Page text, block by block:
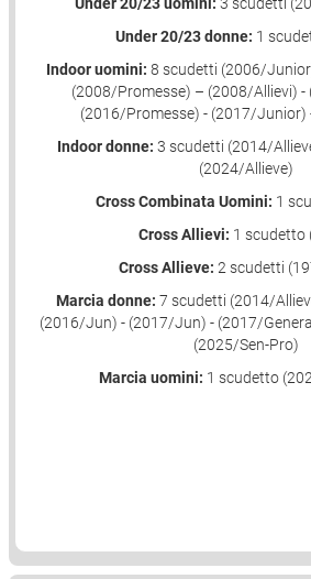
Under 20/23 donne: 1
Indoor uomini: 8 scudetti (2006/
(2008/Promesse) – (2008/Allievi) -
(2016/Promesse) - (2017/
Indoor donne: 3 scudetti (2014/
(2024/Allieve)
Cross Combinata Uomini: 1
Cross Allievi: 1 scudetto
Cross Allieve: 2 scudetti
Marcia donne: 7 scudetti (2014/
(2016/Jun) - (2017/Jun) - (2017/
(2025/Sen-Pro)
Marcia uomini: 1 scudetto